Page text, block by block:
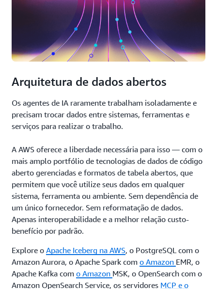
Arquitetura de dados abertos
Os agentes de IA raramente trabalham isoladamente e
precisam trocar dados entre sistemas, ferramentas e
serviços para realizar o trabalho.
A AWS oferece a liberdade necessária para isso — com o
mais amplo portfólio de tecnologias de dados de código
aberto gerenciadas e formatos de tabela abertos, que
permitem que você utilize seus dados em qualquer
sistema, ferramenta ou ambiente. Sem dependência de
um único fornecedor. Sem reformatação de dados.
Apenas interoperabilidade e a melhor relação custo-
benefício por padrão.
Explore o Apache Iceberg na AWS, o PostgreSQL com o
Amazon Aurora, o Apache Spark com o Amazon EMR, o
Apache Kafka com o Amazon MSK, o OpenSearch com o
Amazon OpenSearch Service, os servidores MCP e o